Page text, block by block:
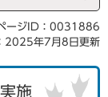
ージID：0031886
2025年7月8日更新
施